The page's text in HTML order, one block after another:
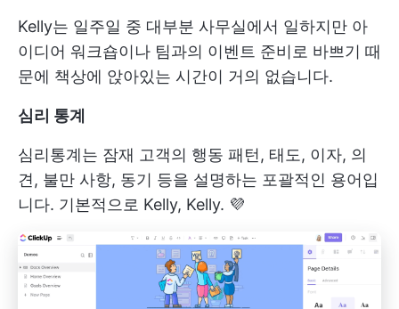
Kelly는 일주일 중 대부분 사무실에서 일하지만 아
이디어 워크숍이나 팀과의 이벤트 준비로 바쁘기 때
문에 책상에 앉아있는 시간이 거의 없습니다.
심리 통계
심리통계는 잠재 고객의 행동 패턴, 태도, 이자, 의
견, 불만 사항, 동기 등을 설명하는 포괄적인 용어입
니다. 기본적으로 Kelly, Kelly. 💜